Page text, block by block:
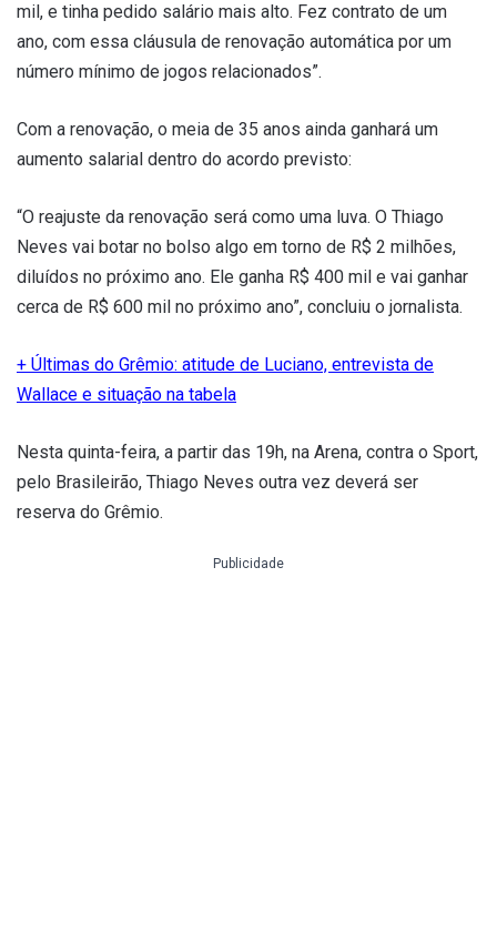
mil, e tinha pedido salário mais alto. Fez contrato de um
ano, com essa cláusula de renovação automática por um
número mínimo de jogos relacionados”.
Com a renovação, o meia de 35 anos ainda ganhará um
aumento salarial dentro do acordo previsto:
“O reajuste da renovação será como uma luva. O Thiago
Neves vai botar no bolso algo em torno de R$ 2 milhões,
diluídos no próximo ano. Ele ganha R$ 400 mil e vai ganhar
cerca de R$ 600 mil no próximo ano”, concluiu o jornalista.
+ Últimas do Grêmio: atitude de Luciano, entrevista de
Wallace e situação na tabela
Nesta quinta-feira, a partir das 19h, na Arena, contra o Sport,
pelo Brasileirão, Thiago Neves outra vez deverá ser
reserva do Grêmio.
Publicidade